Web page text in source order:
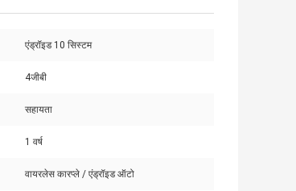
एंड्रॉइड 10 सिस्टम
4जीबी
सहायता
1 वर्ष
वायरलेस कारप्ले / एंड्रॉइड ऑटो